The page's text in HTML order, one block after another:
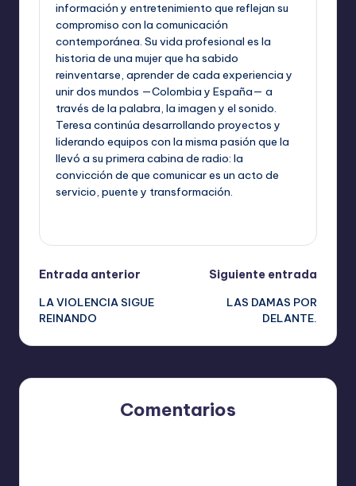
información y entretenimiento que reflejan su
compromiso con la comunicación
contemporánea. Su vida profesional es la
historia de una mujer que ha sabido
reinventarse, aprender de cada experiencia y
unir dos mundos —Colombia y España— a
través de la palabra, la imagen y el sonido.
Teresa continúa desarrollando proyectos y
liderando equipos con la misma pasión que la
llevó a su primera cabina de radio: la
convicción de que comunicar es un acto de
servicio, puente y transformación.
Navegación
de
entradas
Entrada anterior
LA VIOLENCIA SIGUE
REINANDO
Siguiente entrada
LAS DAMAS POR
DELANTE.
Comentarios